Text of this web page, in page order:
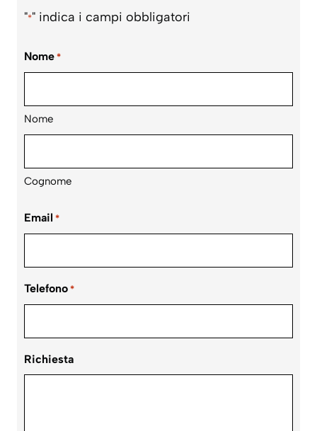
"*" indica i campi obbligatori
Nome *
Nome
Cognome
Email *
Telefono *
Richiesta